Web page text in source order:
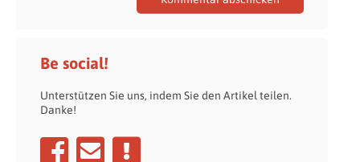
Be social!
Unterstützen Sie uns, indem Sie den Artikel teilen.
Danke!